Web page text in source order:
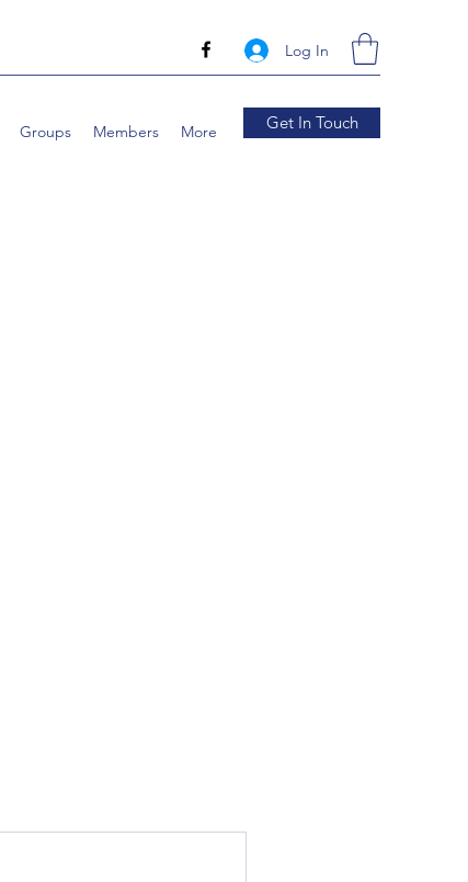
Log In
Groups Members More Get In Touch